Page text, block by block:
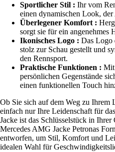
Sportlicher Stil : Ihr vom
einen dynamischen Look,
Überlegener Komfort :
sorgt sie für ein angenehmes
Ikonisches Logo : Das Logo
stolz zur Schau gestellt und
den Rennsport.
Praktische Funktionen : Mit
persönlichen Gegenstände
einen funktionellen Touch
Ob Sie sich auf dem Weg zu Ihrem
einfach nur Ihre Leidenschaft für
Jacke ist das Schlüsselstück in Ihrer
Mercedes AMG Jacke Petronas
entworfen, um Stil, Komfort und
idealen Wahl für